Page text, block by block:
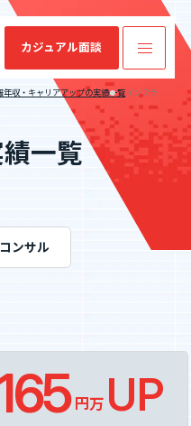
グ
業績・財務情
カジュアル面談
年収・キャリアアップの実績一覧インフラ
一覧
ンサル
万円 UP